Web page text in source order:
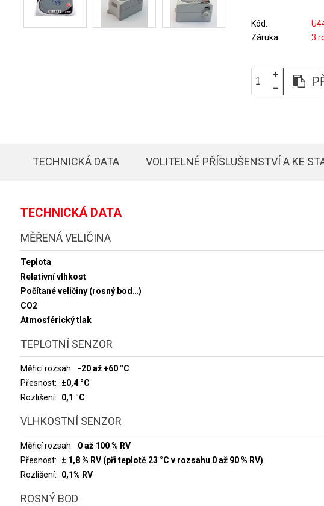
Kód
Záruka
3
TECHNICKÁ DATA VOLITELNÉ PŘÍSLUŠENSTVÍ A KE
TECHNICKÁ DATA
MĚŘENÁ VELIČINA
Teplota
Relativní vlhkost
Počítané veličiny (rosný bod…)
CO2
Atmosférický tlak
TEPLOTNÍ SENZOR
Měřicí rozsah
-20 až +60 °C
Přesnost
±0,4 °C
Rozlišení
0,1 °C
VLHKOSTNÍ SENZOR
Měřicí rozsah
0 až 100 % RV
Přesnost
± 1,8 % RV (při teplotě 23 °C v rozsahu 0 až 90 % RV)
Rozlišení
0,1% RV
ROSNÝ BOD